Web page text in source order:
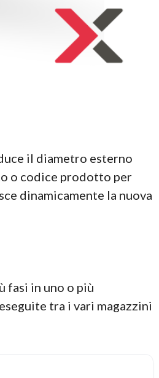
il diametro esterno
o codice prodotto per
dinamicamente la nuova
fasi in uno o più
tra i vari magazzini